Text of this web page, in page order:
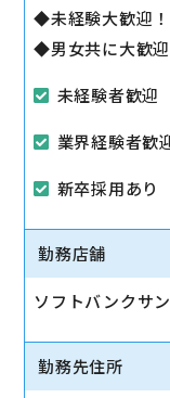
◆未経験大歓迎！
◆男女共に大歓迎
未経験者歓迎
業界経験者歓
新卒採用あり
勤務店舗
ソフトバンクサ
勤務先住所